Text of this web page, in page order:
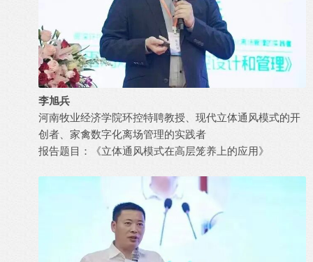
李旭兵
河南牧业经济学院环控特聘教授、现代立体通风模式的开
创者、家禽数字化离场管理的实践者
报告题目：《立体通风模式在高层笼养上的应用》